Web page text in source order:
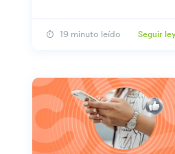
19 minuto leído
Seguir